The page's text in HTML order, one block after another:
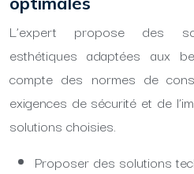
L’expert propose des
esthétiques adaptées aux
compte des normes de
exigences de sécurité et de
solutions choisies.
Proposer des solutions